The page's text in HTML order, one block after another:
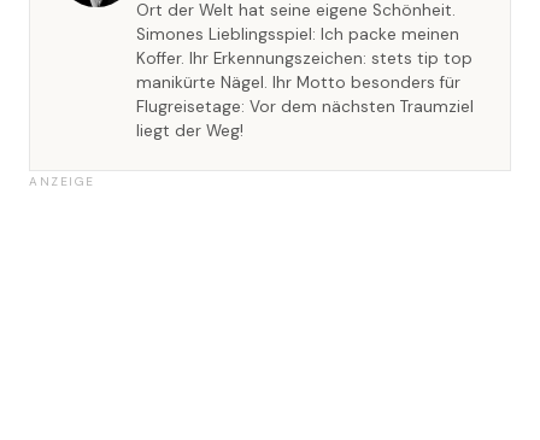
Ort der Welt hat seine eigene Schönheit.
Simones Lieblingsspiel: Ich packe meinen
Koffer. Ihr Erkennungszeichen: stets tip top
manikürte Nägel. Ihr Motto besonders für
Flugreisetage: Vor dem nächsten Traumziel
liegt der Weg!
ANZEIGE